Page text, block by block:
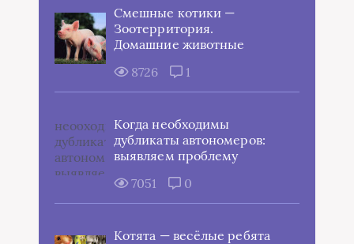
Смешные котики —
Зоотерритория.
Домашние животные
8726
1
Когда необходимы
дубликаты автономеров:
выявляем проблему
7051
0
Котята — весёлые ребята